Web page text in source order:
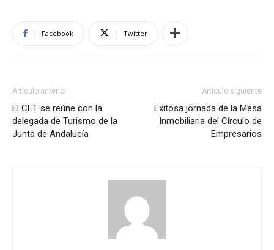
Facebook Twitter
Artículo anterior
El CET se reúne con la
delegada de Turismo de la
Junta de Andalucía
Artículo siguiente
Exitosa jornada de la Mesa
Inmobiliaria del Círculo de
Empresarios